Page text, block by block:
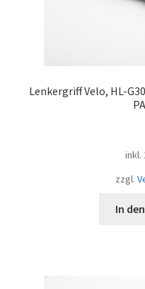
Lenkergriff Velo, HL-
inkl.
zzgl.
In